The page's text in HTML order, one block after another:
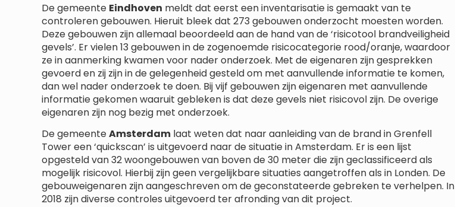
De gemeente Eindhoven meldt dat eerst een inventarisatie is gemaakt van te
controleren gebouwen. Hieruit bleek dat 273 gebouwen onderzocht moesten worden.
Deze gebouwen zijn allemaal beoordeeld aan de hand van de ‘risicotool brandveiligheid
gevels’. Er vielen 13 gebouwen in de zogenoemde risicocategorie rood/oranje, waardoor
ze in aanmerking kwamen voor nader onderzoek. Met de eigenaren zijn gesprekken
gevoerd en zij zijn in de gelegenheid gesteld om met aanvullende informatie te komen,
dan wel nader onderzoek te doen. Bij vijf gebouwen zijn eigenaren met aanvullende
informatie gekomen waaruit gebleken is dat deze gevels niet risicovol zijn. De overige
eigenaren zijn nog bezig met onderzoek.
De gemeenteAmsterdam laat weten dat naar aanleiding van de brand in Grenfell
Tower een ‘quickscan’ is uitgevoerd naar de situatie in Amsterdam. Er is een lijst
opgesteld van 32 woongebouwen van boven de 30 meter die zijn geclassificeerd als
mogelijk risicovol. Hierbij zijn geen vergelijkbare situaties aangetroffen als in Londen. De
gebouweigenaren zijn aangeschreven om de geconstateerde gebreken te verhelpen. In
2018 zijn diverse controles uitgevoerd ter afronding van dit project.